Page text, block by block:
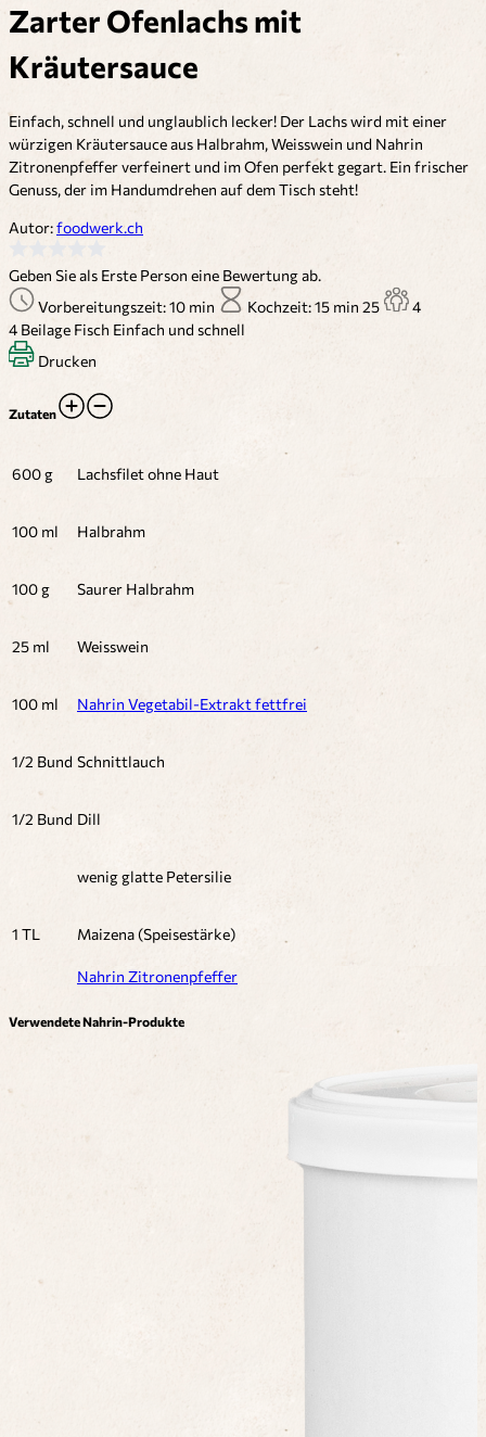
Zarter Ofenlachs mit
Kräutersauce
Einfach, schnell und unglaublich lecker! Der Lachs wird mit einer
würzigen Kräutersauce aus Halbrahm, Weisswein und Nahrin
Zitronenpfeffer verfeinert und im Ofen perfekt gegart. Ein frischer
Genuss, der im Handumdrehen auf dem Tisch steht!
Autor:foodwerk.ch
Geben Sie als Erste Person eine Bewertung ab.
Vorbereitungszeit: 10 min
Kochzeit: 15 min 25
4
4 Beilage Fisch Einfach und schnell
Drucken
Zutaten
600 g Lachsfilet ohne Haut
100 ml Halbrahm
100 g Saurer Halbrahm
25 ml Weisswein
100 ml Nahrin Vegetabil-Extrakt fettfrei
1/2 Bund Schnittlauch
1/2 Bund Dill
wenig glatte Petersilie
1 TL Maizena (Speisestärke)
Nahrin Zitronenpfeffer
Verwendete Nahrin-Produkte